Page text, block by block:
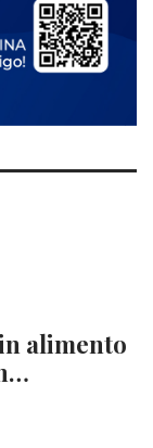
alimento